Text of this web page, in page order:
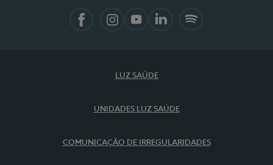
LUZ SAÚDE
UNIDADES LUZ SAÚDE
COMUNICAÇÃO DE IRREGULARIDADES